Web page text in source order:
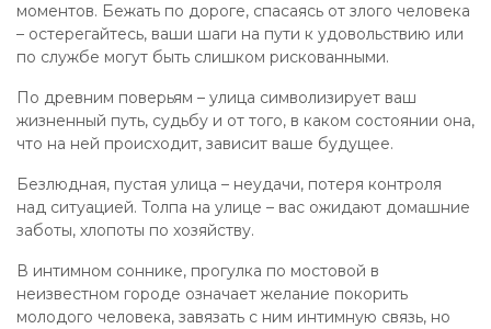
моментов. Бежать по дороге, спасаясь от злого человека
– остерегайтесь, ваши шаги на пути к удовольствию или
по службе могут быть слишком рискованными.
По древним поверьям – улица символизирует ваш
жизненный путь, судьбу и от того, в каком состоянии она,
что на ней происходит, зависит ваше будущее.
Безлюдная, пустая улица – неудачи, потеря контроля
над ситуацией. Толпа на улице – вас ожидают домашние
заботы, хлопоты по хозяйству.
В интимном соннике, прогулка по мостовой в
неизвестном городе означает желание покорить
молодого человека, завязать с ним интимную связь, но